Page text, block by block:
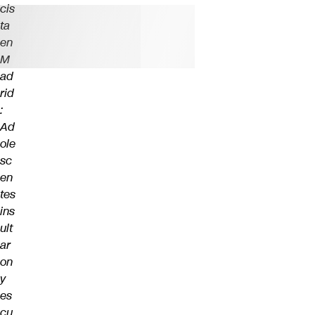
cis
ta
en
M
ad
rid
:
Ad
ole
sc
en
tes
ins
ult
ar
on
y
es